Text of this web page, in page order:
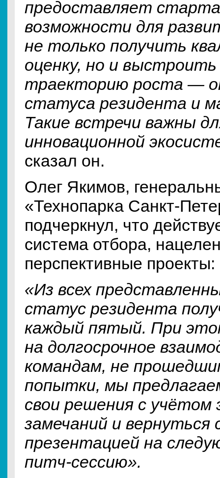
предоставляет
возможности для
не только получить
оценку, но и выстроить
траекторию роста —
статуса резидента и
Такие встречи важны
инновационной
сказал он.
Олег Якимов,
«Технопарка Санкт-
подчеркнул, что
система отбора,
перспективные проекты:
«Из всех
статус резидента
каждый пятый. При
на долгосрочное
командам, не
попытки, мы
свои решения с учётом
замечаний и вернуться
презентацией на
питч‑сессию».